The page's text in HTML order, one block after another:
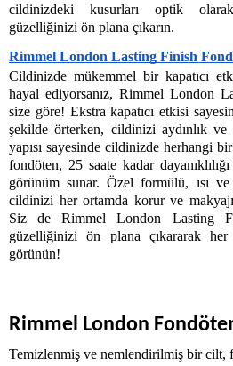
cildinizdeki kusurları optik olarak
güzelliğinizi ön plana çıkarın.
Rimmel London Lasting Finish
Cildinizde mükemmel bir kapatıcı
hayal ediyorsanız, Rimmel London
size göre! Ekstra kapatıcı etkisi
şekilde örterken, cildinizi aydınlık
yapısı sayesinde cildinizde herhangi
fondöten, 25 saate kadar
görünüm sunar. Özel formülü, ısı ve
cildinizi her ortamda korur ve
Siz de Rimmel London Lasting
güzelliğinizi ön plana çıkararak her
görünün!
Rimmel London
Temizlenmiş ve nemlendirilmiş bir cilt,